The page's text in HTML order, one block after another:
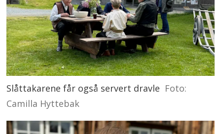
Slåttakarene får også servert dravle Foto:
Camilla Hyttebak